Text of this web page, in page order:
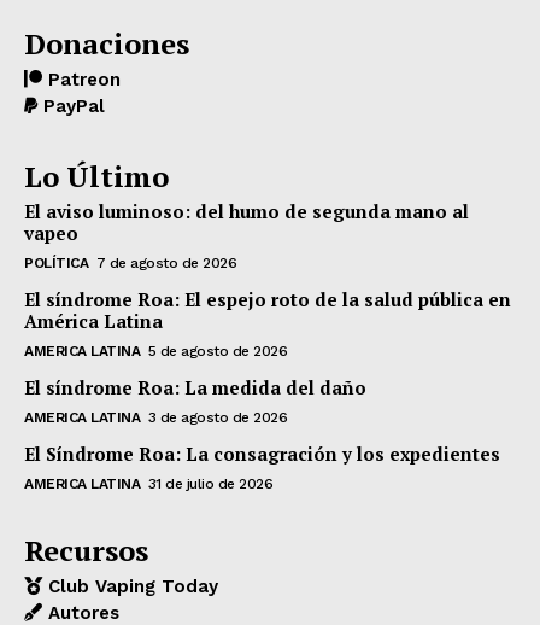
Donaciones
Patreon
PayPal
Lo Último
El aviso luminoso: del humo de segunda mano al
vapeo
POLÍTICA 7 de agosto de 2026
El síndrome Roa: El espejo roto de la salud pública en
América Latina
AMERICA LATINA 5 de agosto de 2026
El síndrome Roa: La medida del daño
AMERICA LATINA 3 de agosto de 2026
El Síndrome Roa: La consagración y los expedientes
AMERICA LATINA 31 de julio de 2026
Recursos
Club Vaping Today
Autores